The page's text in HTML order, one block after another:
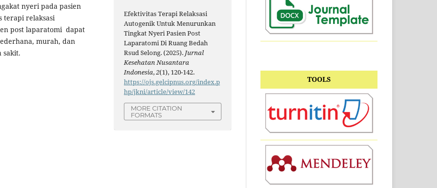
nyeri pada pasien
terapi relaksasi
post laparatomi dapat
murah, dan
sakit.
Efektivitas Terapi Relaksasi
Autogenik Untuk Menurunkan
Tingkat Nyeri Pasien Post
Laparatomi Di Ruang Bedah
Rsud Selong. (2025). Jurnal
Kesehatan Nusantara
Indonesia,2(1), 120-142.
https://ojs.gelcipnus.org/index.p
hp/jkni/article/view/142
MORE CITATION
FORMATS
TOOLS